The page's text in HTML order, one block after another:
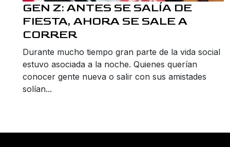
GEN Z: ANTES SE SALÍA DE
FIESTA, AHORA SE SALE A
CORRER
Durante mucho tiempo gran parte de la vida social
estuvo asociada a la noche. Quienes querían
conocer gente nueva o salir con sus amistades
solían...